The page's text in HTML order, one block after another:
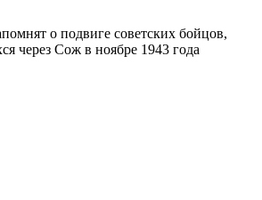
о подвиге советских бойцов,
через Сож в ноябре 1943 года